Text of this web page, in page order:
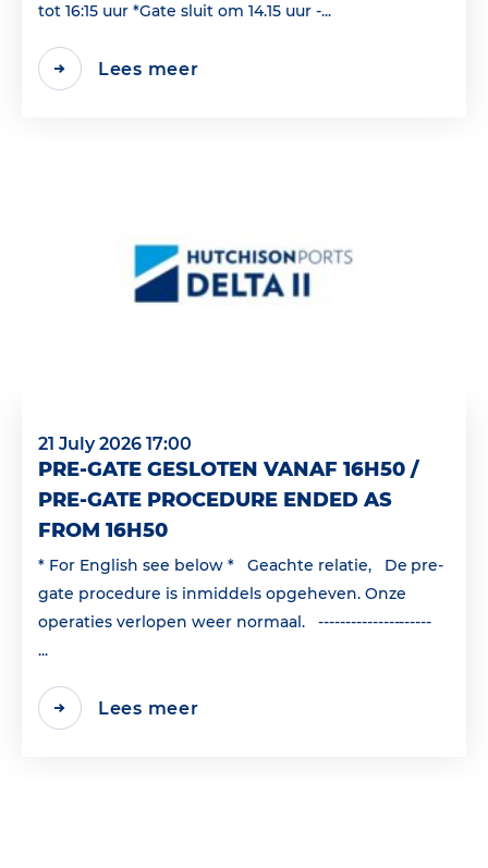
tot 16:15 uur *Gate sluit om 14.15 uur -...
Lees meer
21 July 2026 17:00
PRE-GATE GESLOTEN VANAF 16H50 /
PRE-GATE PROCEDURE ENDED AS
FROM 16H50
* For English see below * Geachte relatie, De pre-
gate procedure is inmiddels opgeheven. Onze
operaties verlopen weer normaal. ---------------------
...
Lees meer